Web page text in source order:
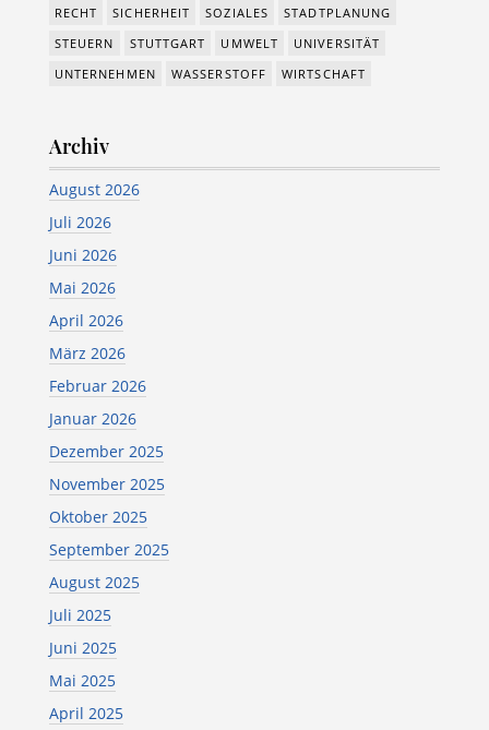
RECHT SICHERHEIT SOZIALES
STADTPLANUNG
STEUERN
STUTTGART UMWELT
UNIVERSITÄT
UNTERNEHMEN
WASSERSTOFF WIRTSCHAFT
Archiv
August 2026
Juli 2026
Juni 2026
Mai 2026
April 2026
März 2026
Februar 2026
Januar 2026
Dezember 2025
November 2025
Oktober 2025
September 2025
August 2025
Juli 2025
Juni 2025
Mai 2025
April 2025